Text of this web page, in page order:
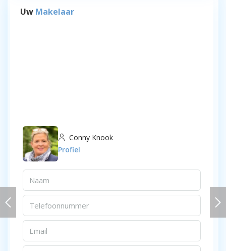
Uw Makelaar
Conny Knook
Profiel
catering/afhaal